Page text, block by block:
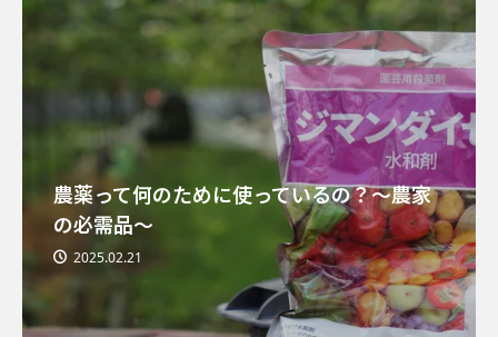
農薬って何のために使っているの？〜農家
の必需品〜
2025.02.21